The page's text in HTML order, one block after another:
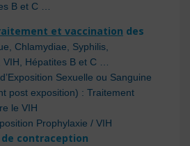
B et C …
et vaccination des
Chlamydiae, Syphilis,
Hépatites B et C …
Sexuelle ou Sanguine
post exposition) : Traitement
le VIH
Prophylaxie / VIH
contraception